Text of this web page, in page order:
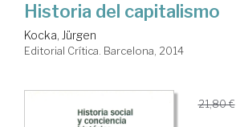
Historia del capitalismo
Kocka, Jürgen
Editorial Crítica. Barcelona, 2014
21,80 €